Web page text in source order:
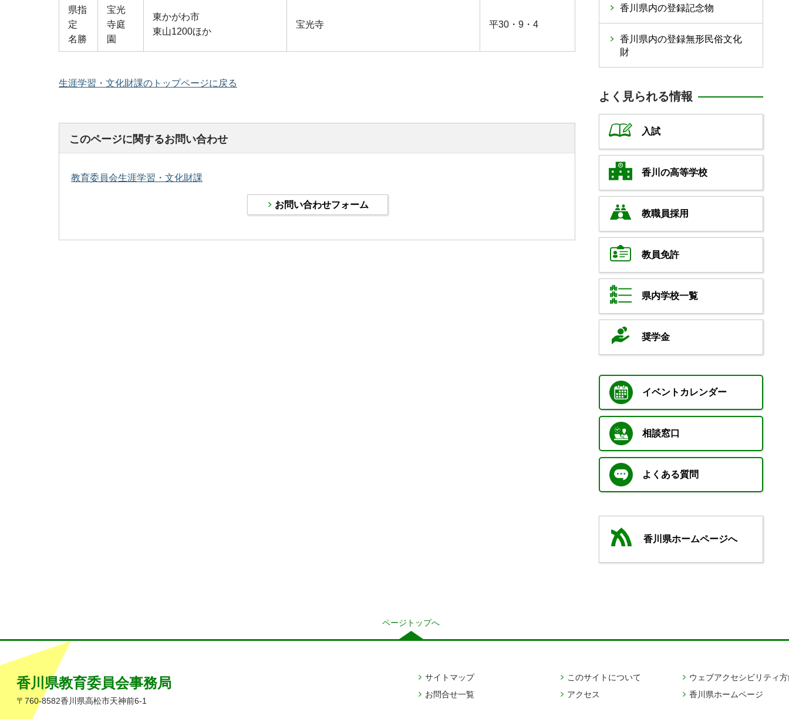
県指
定
名勝
宝光
寺庭
園
東かがわ市
東山1200ほか
宝光寺 平30・9・4
生涯学習・文化財課のトップページに戻る
このページに関するお問い合わせ
教育委員会生涯学習・文化財課
香川県内の登録記念物
香川県内の登録無形民俗文化
財
よく見られる情報
入試
香川の高等学校
教職員採用
教員免許
県内学校一覧
奨学金
イベントカレンダー
相談窓口
よくある質問
香川県ホームページへ
ページトップへ
香川県教育委員会事務局
〒760-8582香川県高松市天神前6-1
サイトマップ このサイトについて
ウェブアクセシビリティ
お問合せ一覧
アクセス 香川県ホームページ